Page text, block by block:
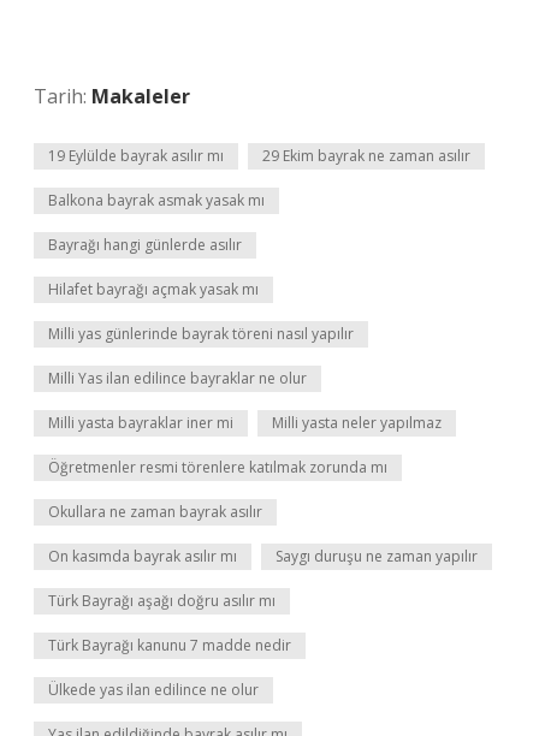
Tarih: Makaleler
19 Eylülde bayrak asılır mı 29 Ekim bayrak ne zaman asılır
Balkona bayrak asmak yasak mı
Bayrağı hangi günlerde asılır
Hilafet bayrağı açmak yasak mı
Milli yas günlerinde bayrak töreni nasıl yapılır
Milli Yas ilan edilince bayraklar ne olur
Milli yasta bayraklar iner mi Milli yasta neler yapılmaz
Öğretmenler resmi törenlere katılmak zorunda mı
Okullara ne zaman bayrak asılır
On kasımda bayrak asılır mı Saygı duruşu ne zaman yapılır
Türk Bayrağı aşağı doğru asılır mı
Türk Bayrağı kanunu 7 madde nedir
Ülkede yas ilan edilince ne olur